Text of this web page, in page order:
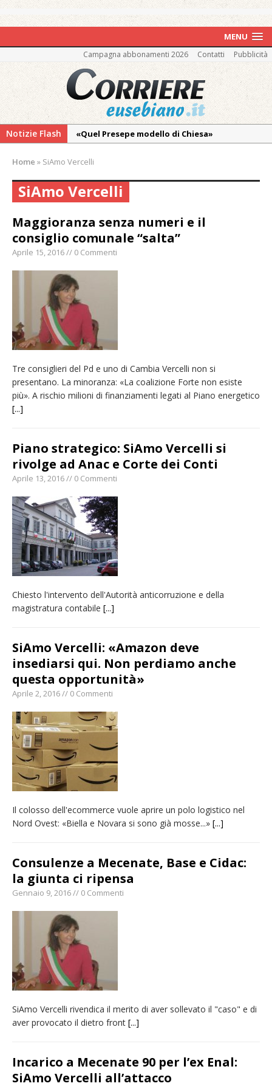
MENU
Campagna abbonamenti 2026 Contatti Pubblicità
Notizie Flash
«Quel Presepe modello di Chiesa»
Ringraziamento: convegno, messa e
mercatino agricolo
Incendio sul Monte Barone: si estende il
fronte. Evacuato il rifugio e chiusi tutti i
Vercelli: in alcune vie nuova tracciatura delle
Nuovo fronte delle fiamme: vasto incendio
alle pendici del Monte Barone
Centinaia di vercellesi a Oropa per il
pellegrinaggio diocesano
Intervento dei vigili del fuoco per un
incendio di sterpaglie a Caresanablot
Dieci anni fa l’ingresso a Vercelli
dell’arcivescovo mons. Marco Arnolfo
Home » SiAmo Vercelli
SiAmo Vercelli
Maggioranza senza numeri e il
consiglio comunale “salta”
Aprile 15, 2016 // 0 Commenti
Tre consiglieri del Pd e uno di Cambia Vercelli non si
presentano. La minoranza: «La coalizione Forte non esiste
più». A rischio milioni di finanziamenti legati al Piano energetico
[...]
Piano strategico: SiAmo Vercelli si
rivolge ad Anac e Corte dei Conti
Aprile 13, 2016 // 0 Commenti
Chiesto l'intervento dell'Autorità anticorruzione e della
magistratura contabile [...]
SiAmo Vercelli: «Amazon deve
insediarsi qui. Non perdiamo anche
questa opportunità»
Aprile 2, 2016 // 0 Commenti
Il colosso dell'ecommerce vuole aprire un polo logistico nel
Nord Ovest: «Biella e Novara si sono già mosse...» [...]
Consulenze a Mecenate, Base e Cidac:
la giunta ci ripensa
Gennaio 9, 2016 // 0 Commenti
SiAmo Vercelli rivendica il merito di aver sollevato il "caso" e di
aver provocato il dietro front [...]
Incarico a Mecenate 90 per l’ex Enal:
SiAmo Vercelli all’attacco